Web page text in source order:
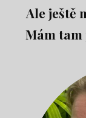
Ale ještě
Mám tam